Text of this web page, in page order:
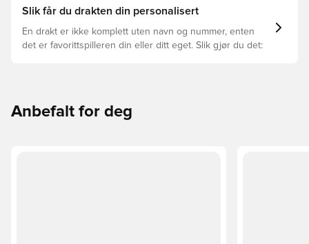
Slik får du drakten din personalisert
En drakt er ikke komplett uten navn og nummer, enten
det er favorittspilleren din eller ditt eget. Slik gjør du det:
Anbefalt for deg